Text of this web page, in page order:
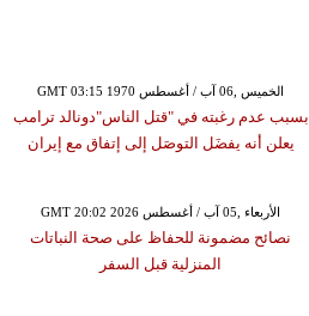
GMT 03:15 1970 الخميس ,06 آب / أغسطس
بسبب عدم رغبته في "قتل الناس"دونالد ترامب
يعلن أنه يفضَل التوصَل إلى إتفاق مع إيران
GMT 20:02 2026 الأربعاء ,05 آب / أغسطس
نصائح مضمونة للحفاظ على صحة النباتات
المنزلية قبل السفر